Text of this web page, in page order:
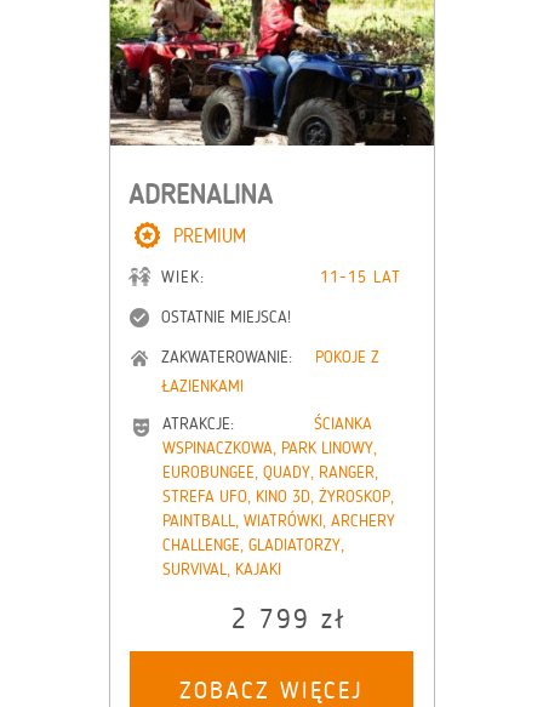
ADRENALINA
PREMIUM
WIEK:
11-15 LAT
OSTATNIE MIEJSCA!
ZAKWATEROWANIE:
POKOJE Z
ŁAZIENKAMI
ATRAKCJE:
ŚCIANKA
WSPINACZKOWA, PARK LINOWY,
EUROBUNGEE, QUADY, RANGER,
STREFA UFO, KINO 3D, ŻYROSKOP,
PAINTBALL, WIATRÓWKI, ARCHERY
CHALLENGE, GLADIATORZY,
SURVIVAL, KAJAKI
2 799 zł
ZOBACZ WIĘCEJ